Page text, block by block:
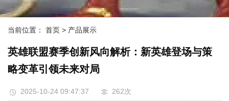
当前位置： 首页 > 产品展示
英雄联盟赛季创新风向解析：新英雄登场与策
略变革引领未来对局
2025-10-24 09:47:37 262次